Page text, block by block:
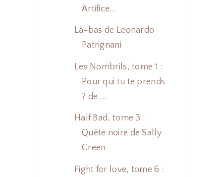
Artifice...
Là-bas de Leonardo
Patrignani
Les Nombrils, tome 1 :
Pour qui tu te prends
? de ...
Half Bad, tome 3 :
Quête noire de Sally
Green
Fight for love, tome 6 :